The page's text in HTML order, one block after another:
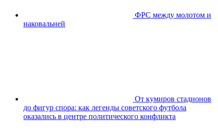
ФРС между молотом и
наковальней
От кумиров стадионов
до фигур спора: как легенды советского футбола
оказались в центре политического конфликта